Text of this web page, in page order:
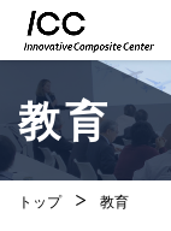
教育
トップ 教育